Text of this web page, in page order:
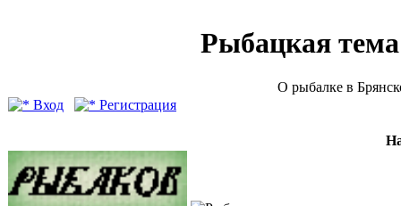
Рыбацкая
О рыбалке в
Вход
Регистрация